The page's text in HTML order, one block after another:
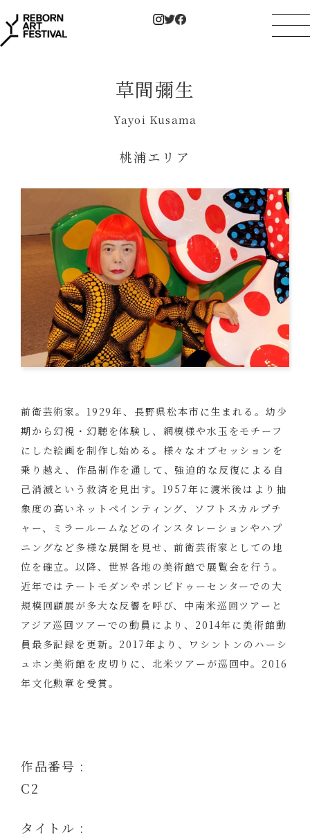
草間彌生
Yayoi Kusama
桃浦エリア
前衛芸術家。1929年、長野県松本市に生まれる。幼少
期から幻視・幻聴を体験し、網模様や水玉をモチーフ
にした絵画を制作し始める。様々なオブセッションを
乗り越え、作品制作を通して、強迫的な反復による自
己消滅という救済を見出す。1957年に渡米後はより抽
象度の高いネットペインティング、ソフトスカルプチ
ャー、ミラールームなどのインスタレーションやハプ
ニングなど多様な展開を見せ、前衛芸術家としての地
位を確立。以降、世界各地の美術館で展覧会を行う。
近年ではテートモダンやポンピドゥーセンターでの大
規模回顧展が多大な反響を呼び、中南米巡回ツアーと
アジア巡回ツアーでの動員により、2014年に美術館動
員最多記録を更新。2017年より、ワシントンのハーシ
ュホン美術館を皮切りに、北米ツアーが巡回中。2016
年文化勲章を受賞。
作品番号 :
C2
タイトル :